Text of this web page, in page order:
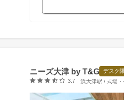
ニーズ大津 by T&G
デスク
口コミ評価
3.7 浜大津駅 / 式場・